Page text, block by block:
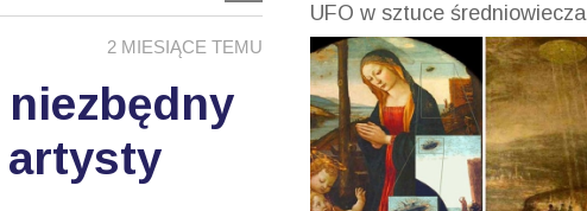
2 MIESIĄCE TEMU
artysty
UFO w sztuce średniowiecza